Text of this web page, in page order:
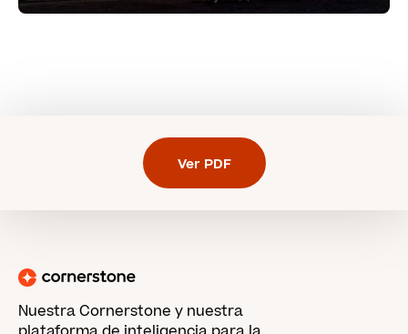
Ver PDF
Nuestra Cornerstone y nuestra